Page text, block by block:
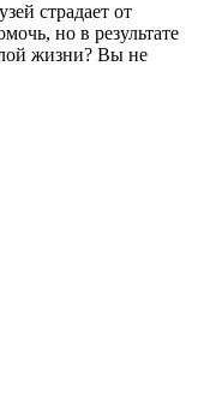
страдает от
но в результате
жизни? Вы не